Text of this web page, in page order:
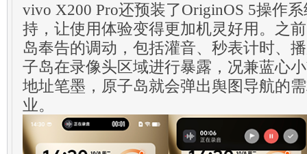
vivo X200 Pro还预装了OriginOS 5操作
持，让使用体验变得更加机灵好用。之
岛奉告的调动，包括灌音、秒表计时、
子岛在录像头区域进行暴露，况兼蓝心
地址笔墨，原子岛就会弹出舆图导航的
业。